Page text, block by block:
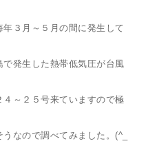
３月～５月の間に発生して
発生した熱帯低気圧が台風
～２５号来ていますので極
なので調べてみました。(^_